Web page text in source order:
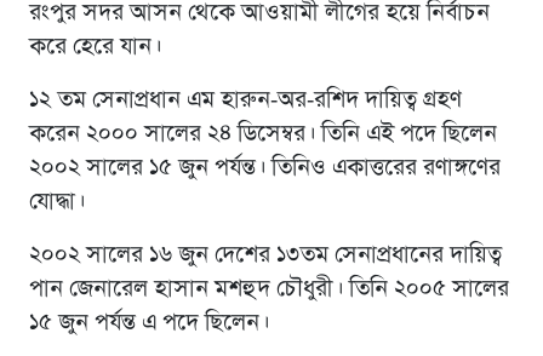
রংপুর সদর আসন থেকে আওয়ামী লীগের হয়ে নির্বাচন
করে হেরে যান।
১২ তম সেনাপ্রধান এম হারুন-অর-রশিদ দায়িত্ব গ্রহণ
করেন ২০০০ সালের ২৪ ডিসেম্বর। তিনি এই পদে ছিলেন
২০০২ সালের ১৫ জুন পর্যন্ত। তিনিও একাত্তরের রণাঙ্গণের
যোদ্ধা।
২০০২ সালের ১৬ জুন দেশের ১৩তম সেনাপ্রধানের দায়িত্ব
পান জেনারেল হাসান মশহুদ চৌধুরী। তিনি ২০০৫ সালের
১৫ জুন পর্যন্ত এ পদে ছিলেন।